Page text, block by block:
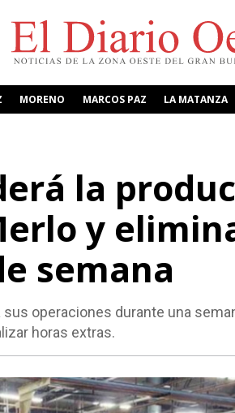
MORENO MARCOS PAZ LA MATANZA
la
y
semana
operaciones durante una
horas extras.